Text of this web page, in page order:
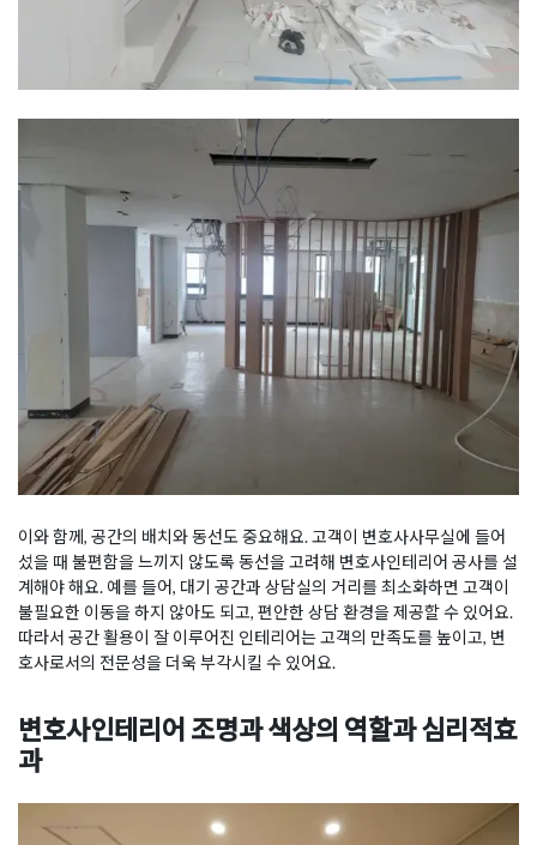
이와 함께, 공간의 배치와 동선도 중요해요. 고객이 변호사사무실에 들어
섰을 때 불편함을 느끼지 않도록 동선을 고려해 변호사인테리어 공사를 설
계해야 해요. 예를 들어, 대기 공간과 상담실의 거리를 최소화하면 고객이
불필요한 이동을 하지 않아도 되고, 편안한 상담 환경을 제공할 수 있어요.
따라서 공간 활용이 잘 이루어진 인테리어는 고객의 만족도를 높이고, 변
호사로서의 전문성을 더욱 부각시킬 수 있어요.
변호사인테리어 조명과 색상의 역할과 심리적효
과